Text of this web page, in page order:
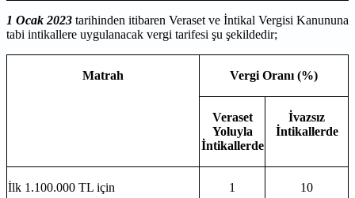
1 Ocak 2023 tarihinden itibaren Veraset ve İntikal Vergisi Kanununa
tabi intikallere uygulanacak vergi tarifesi şu şekildedir;
Matrah Vergi Oranı (%)
Veraset
Yoluyla
İntikallerde
İvazsız
İntikallerde
İlk 1.100.000 TL için 1 10